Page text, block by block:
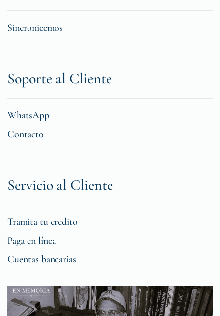
Sincronicemos
Soporte al Cliente
WhatsApp
Contacto
Servicio al Cliente
Tramita tu credito
Paga en línea
Cuentas bancarias